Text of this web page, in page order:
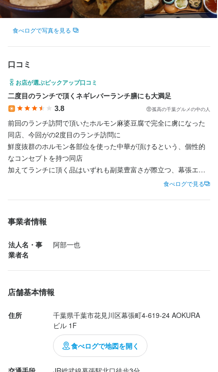
食べログで写真を見る
口コミ
お店が選ぶピックアップ口コミ
二度目のランチで頂くネギレバーランチ膳にも大満足
3.8 孤高の千葉グルメの中の人
前回のランチ訪問で頂いたホルモン麻婆豆腐で完全に虜になった
同店、今回がの2度目のランチ訪問に
鮮度抜群のホルモン各部位を使った中華が頂けるという、個性的
なコンセプトを持つ同店
加えてランチに頂く品はいずれも副菜豊富さが際立つ、幕張エリ
揚げワンタン皮入りサラダ・セロリ漬けやミミガーなど4品の小鉢
に始まり
当然メインとなるのはネギたっぷりのレバー、さらに遅れてカリ
フラワー・ブロッコリー・小籠包のせいろまで登場と、副菜の物
仕立てで、たっぷりのネギダレとの相性が抜群
そのネギダレがご飯にも染み渡り、思わずお替わりを欲してしま
う旨さ
サイドメニューより追加したホルモン餃子も主役級の存在感
香ばしい焼き目から想像できる通り、調味料なしでも十分な旨味
食べログで見る
事業者情報
法人名・事
業者名
阿部一也
店舗基本情報
住所
千葉県千葉市花見川区幕張町4-619-24 AOKURA
ビル 1F
食べログで地図を開く
法人名・事業者名
阿部一也
最終更新日2025/11/21